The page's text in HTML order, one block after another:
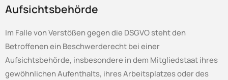
Aufsichts­behörde
Im Falle von Verstößen gegen die DSGVO steht den
Betroffenen ein Beschwerderecht bei einer
Aufsichtsbehörde, insbesondere in dem Mitgliedstaat ihres
gewöhnlichen Aufenthalts, ihres Arbeitsplatzes oder des